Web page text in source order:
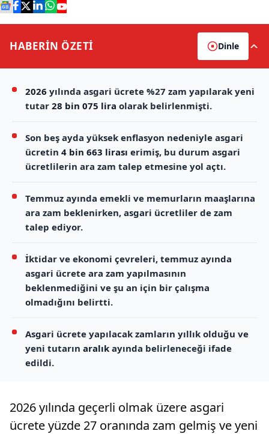
HABERİN ÖZETİ Dinle
2026 yılında asgari ücrete %27 zam yapılarak yeni
tutar 28 bin 075 lira olarak belirlenmişti.
Son beş ayda yüksek enflasyon nedeniyle asgari
ücretin 4 bin 663 lirası erimiş, bu durum asgari
ücretlilerin ara zam talep etmesine yol açtı.
Temmuz ayında emekli ve memurların maaşlarına
ara zam beklenirken, asgari ücretliler de zam
talep ediyor.
İktidar ve ekonomi çevreleri, temmuz ayında
asgari ücrete ara zam yapılmasının
beklenmediğini ve şu an için bir çalışma
olmadığını belirtti.
Asgari ücrete yapılacak zamların yıllık olduğu ve
yeni tutarın aralık ayında belirleneceği ifade
edildi.
2026 yılında geçerli olmak üzere asgari
ücrete yüzde 27 oranında zam gelmiş ve yeni